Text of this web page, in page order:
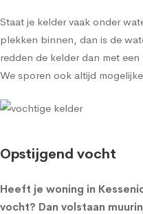
Staat je kelder vaak onder
plekken binnen, dan is de
redden de kelder dan met een
We sporen ook altijd
Opstijgend vocht
Heeft je woning in
vocht? Dan volstaan